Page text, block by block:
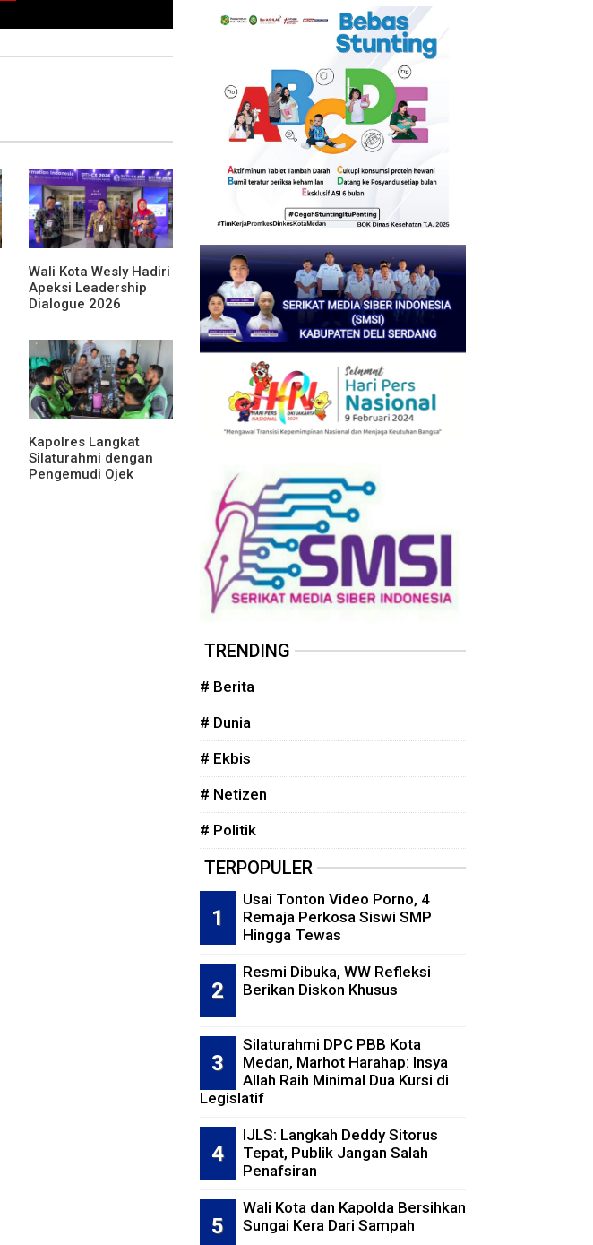
Wali Kota Wesly Hadiri
Apeksi Leadership
Dialogue 2026
Transformasi Digital
Kapolres Langkat
Silaturahmi dengan
Pengemudi Ojek
TRENDING
# Berita
# Dunia
# Ekbis
# Netizen
# Politik
TERPOPULER
Usai Tonton Video Porno, 4
Remaja Perkosa Siswi SMP
Hingga Tewas
Resmi Dibuka, WW Refleksi
Berikan Diskon Khusus
Silaturahmi DPC PBB Kota
Medan, Marhot Harahap: Insya
Allah Raih Minimal Dua Kursi di
Legislatif
IJLS: Langkah Deddy Sitorus
Tepat, Publik Jangan Salah
Penafsiran
Wali Kota dan Kapolda Bersihkan
Sungai Kera Dari Sampah